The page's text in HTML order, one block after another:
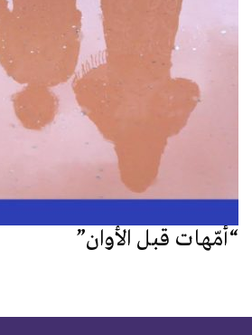
“أمّهات قبل الأوان”